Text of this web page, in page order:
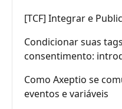
[TCF] Integrar e
Condicionar suas
consentimento:
Como Axeptio se
eventos e variáveis